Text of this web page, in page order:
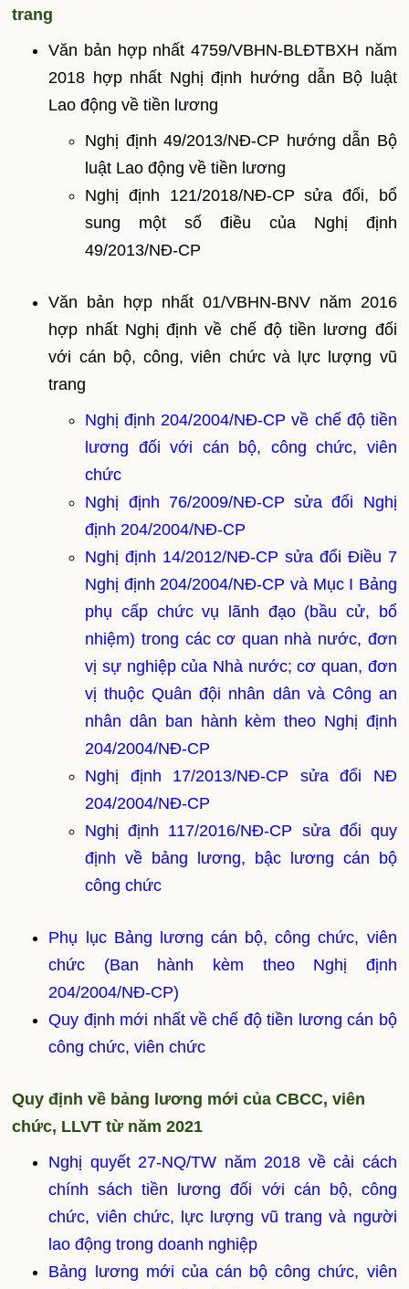
trang
Văn bản hợp nhất 4759/VBHN-BLĐTBXH năm
2018 hợp nhất Nghị định hướng dẫn Bộ luật
Lao động về tiền lương
Nghị định 49/2013/NĐ-CP hướng dẫn Bộ
luật Lao động về tiền lương
Nghị định 121/2018/NĐ-CP sửa đổi, bổ
sung một số điều của Nghị định
49/2013/NĐ-CP
Văn bản hợp nhất 01/VBHN-BNV năm 2016
hợp nhất Nghị định về chế độ tiền lương đối
với cán bộ, công, viên chức và lực lượng vũ
trang
Nghị định 204/2004/NĐ-CP về chế độ tiền
lương đối với cán bộ, công chức, viên
chức
Nghị định 76/2009/NĐ-CP sửa đổi Nghị
định 204/2004/NĐ-CP
Nghị định 14/2012/NĐ-CP sửa đổi Điều 7
Nghị định 204/2004/NĐ-CP và Mục I Bảng
phụ cấp chức vụ lãnh đạo (bầu cử, bổ
nhiệm) trong các cơ quan nhà nước, đơn
vị sự nghiệp của Nhà nước; cơ quan, đơn
vị thuộc Quân đội nhân dân và Công an
nhân dân ban hành kèm theo Nghị định
204/2004/NĐ-CP
Nghị định 17/2013/NĐ-CP sửa đổi NĐ
204/2004/NĐ-CP
Nghị định 117/2016/NĐ-CP sửa đổi quy
định về bảng lương, bậc lương cán bộ
công chức
Phụ lục Bảng lương cán bộ, công chức, viên
chức (Ban hành kèm theo Nghị định
204/2004/NĐ-CP)
Quy định mới nhất về chế độ tiền lương cán bộ
công chức, viên chức
Quy định về bảng lương mới của CBCC, viên
chức, LLVT từ năm 2021
Nghị quyết 27-NQ/TW năm 2018 về cải cách
chính sách tiền lương đối với cán bộ, công
chức, viên chức, lực lượng vũ trang và người
lao động trong doanh nghiệp
Bảng lương mới của cán bộ công chức, viên